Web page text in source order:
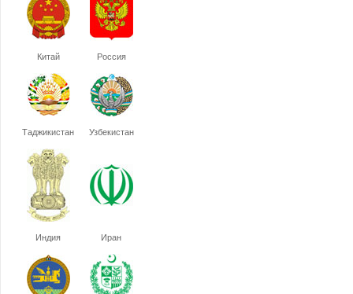
Китай Россия
Таджикистан Узбекистан
Индия Иран